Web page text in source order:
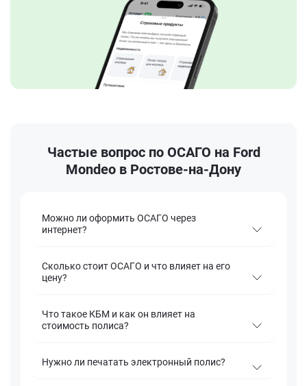
Частые вопрос по ОСАГО на Ford
Mondeo в Ростове-на-Дону
Можно ли оформить ОСАГО через
интернет?
Сколько стоит ОСАГО и что влияет на его
цену?
Что такое КБМ и как он влияет на
стоимость полиса?
Нужно ли печатать электронный полис?